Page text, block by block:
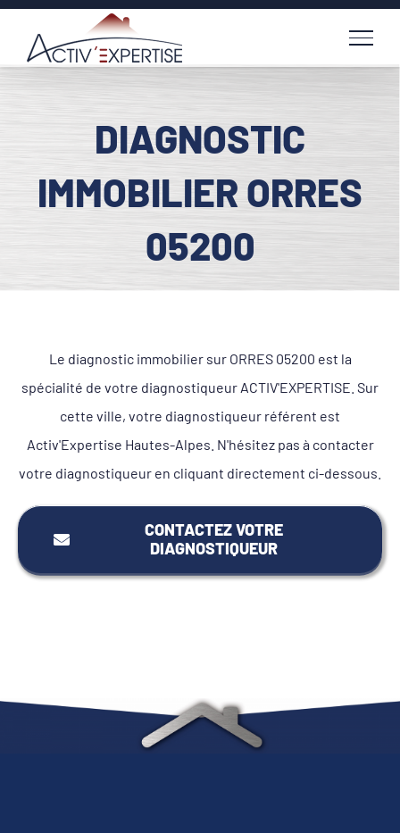
Passer
contenu
DIAGNOSTIC
IMMOBILIER ORRES
05200
Le diagnostic immobilier sur ORRES 05200 est la
spécialité de votre diagnostiqueur ACTIV'EXPERTISE. Sur
cette ville, votre diagnostiqueur référent est
Activ'Expertise Hautes-Alpes. N'hésitez pas à contacter
votre diagnostiqueur en cliquant directement ci-dessous.
CONTACTEZ VOTRE
DIAGNOSTIQUEUR